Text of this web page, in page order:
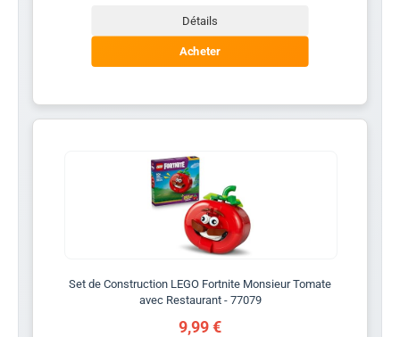
Détails
Acheter
Set de Construction LEGO Fortnite Monsieur Tomate
avec Restaurant - 77079
9,99 €